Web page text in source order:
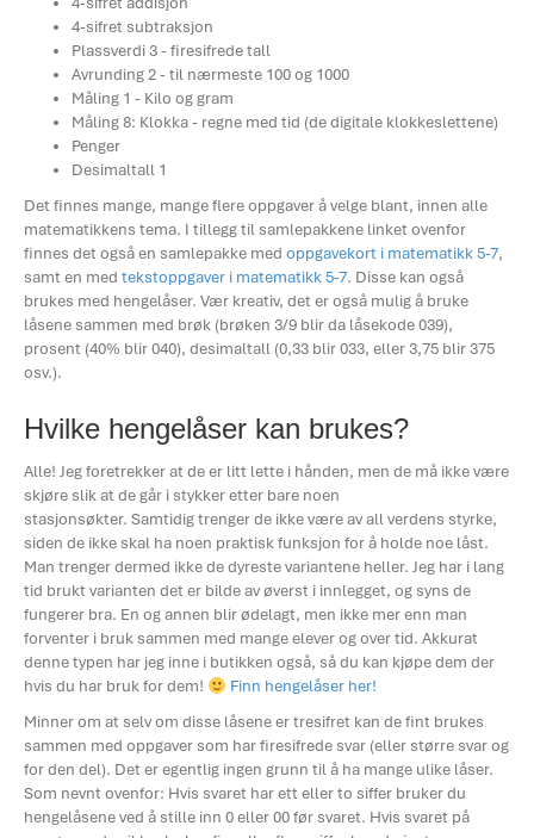
4-sifret subtraksjon
Plassverdi 3 - firesifrede tall
Avrunding 2 - til nærmeste 100 og 1000
Måling 1 - Kilo og gram
Måling 8: Klokka - regne med tid (de digitale klokkeslettene)
Penger
Desimaltall 1
Det finnes mange, mange flere oppgaver å velge blant, innen alle
matematikkens tema. I tillegg til samlepakkene linket ovenfor
finnes det også en samlepakke med oppgavekort i matematikk 5-7,
samt en med tekstoppgaver i matematikk 5-7. Disse kan også
brukes med hengelåser. Vær kreativ, det er også mulig å bruke
låsene sammen med brøk (brøken 3/9 blir da låsekode 039),
prosent (40% blir 040), desimaltall (0,33 blir 033, eller 3,75 blir 375
osv.).
Hvilke hengelåser kan brukes?
Alle! Jeg foretrekker at de er litt lette i hånden, men de må ikke være
skjøre slik at de går i stykker etter bare noen
stasjonsøkter. Samtidig trenger de ikke være av all verdens styrke,
siden de ikke skal ha noen praktisk funksjon for å holde noe låst.
Man trenger dermed ikke de dyreste variantene heller. Jeg har i lang
tid brukt varianten det er bilde av øverst i innlegget, og syns de
fungerer bra. En og annen blir ødelagt, men ikke mer enn man
forventer i bruk sammen med mange elever og over tid. Akkurat
denne typen har jeg inne i butikken også, så du kan kjøpe dem der
hvis du har bruk for dem!
Finn hengelåser her!
Minner om at selv om disse låsene er tresifret kan de fint brukes
sammen med oppgaver som har firesifrede svar (eller større svar og
for den del). Det er egentlig ingen grunn til å ha mange ulike låser.
Som nevnt ovenfor: Hvis svaret har ett eller to siffer bruker du
hengelåsene ved å stille inn 0 eller 00 før svaret. Hvis svaret på